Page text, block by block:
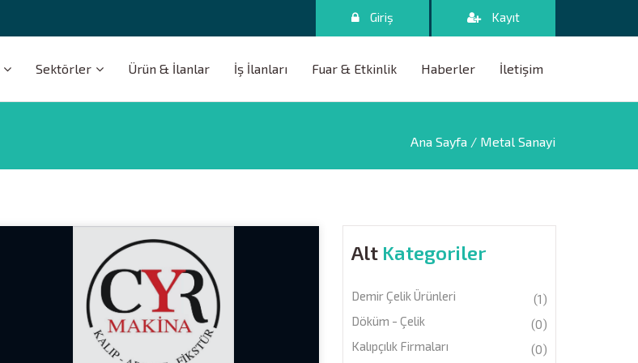
Giriş Kayıt
Sektörler Ürün & İlanlar İş İlanları Fuar & Etkinlik Haberler İletişim
Ana Sayfa / Metal Sanayi
Alt Kategoriler
Demir Çelik Ürünleri
(1)
Döküm - Çelik
(0)
Kalıpçılık Firmaları
(0)